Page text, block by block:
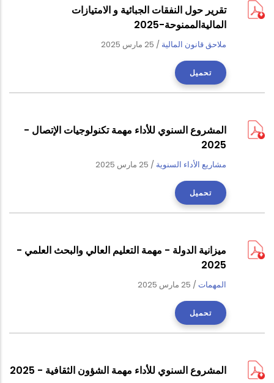
تقرير حول النفقات الجبائية و الامتيازات
الماليةالممنوحة-2025
ملاحق قانون المالية / 25 مارس 2025
تحميل
المشروع السنوي للأداء مهمة تكنولوجيات الإتصال -
2025
مشاريع الأداء السنوية / 25 مارس 2025
تحميل
ميزانية الدولة - مهمة التعليم العالي والبحث العلمي -
2025
المهمات/ 25 مارس 2025
تحميل
المشروع السنوي للأداء مهمة الشؤون الثقافية - 2025